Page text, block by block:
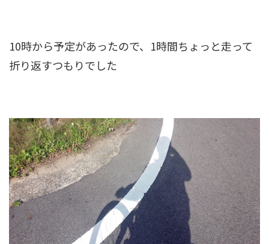
10時から予定があったので、1時間ちょっと走って
折り返すつもりでした